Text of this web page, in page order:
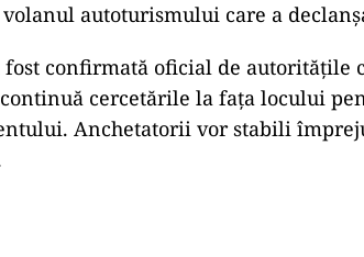
autoturismului care a
confirmată oficial de autoritățile
cercetările la fața locului
Anchetatorii vor stabili